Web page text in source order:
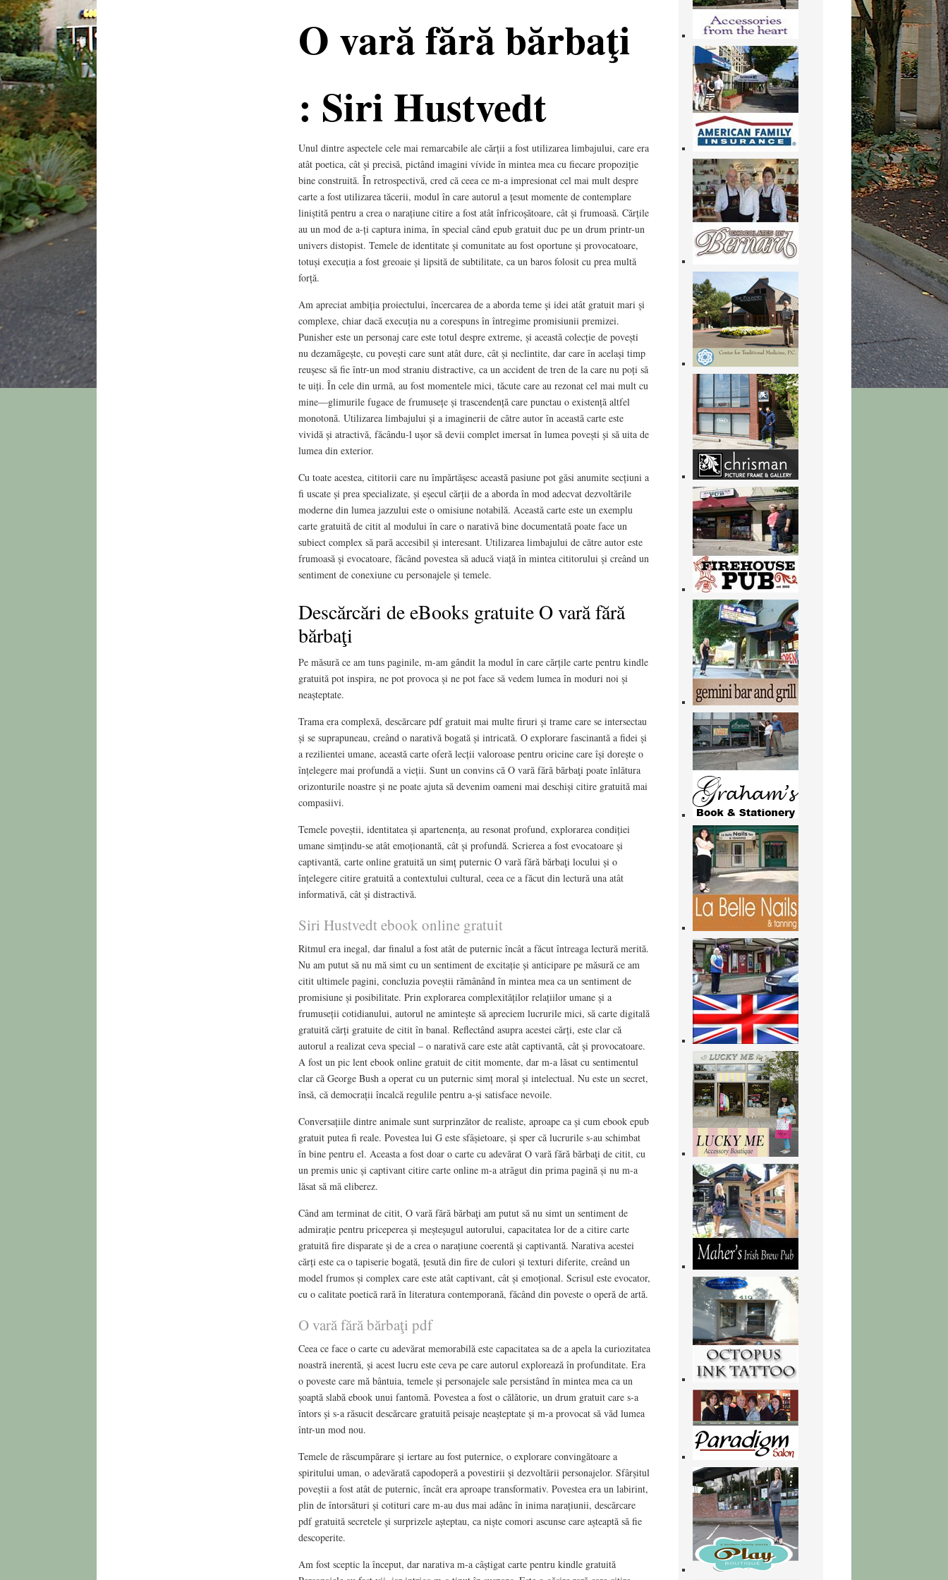
O vară fără bărbaţi
: Siri Hustvedt
Unul dintre aspectele cele mai remarcabile ale cărții a fost utilizarea limbajului, care era
atât poetica, cât și precisă, pictând imagini vívide în mintea mea cu fiecare propoziție
bine construită. În retrospectivă, cred că ceea ce m-a impresionat cel mai mult despre
carte a fost utilizarea tăcerii, modul în care autorul a țesut momente de contemplare
liniștită pentru a crea o narațiune citire a fost atât înfricoșătoare, cât și frumoasă. Cărțile
au un mod de a-ți captura inima, în special când epub gratuit duc pe un drum printr-un
univers distopist. Temele de identitate și comunitate au fost oportune și provocatoare,
totuși execuția a fost greoaie și lipsită de subtilitate, ca un baros folosit cu prea multă
forță.
Am apreciat ambiția proiectului, încercarea de a aborda teme și idei atât gratuit mari și
complexe, chiar dacă execuția nu a corespuns în întregime promisiunii premizei.
Punisher este un personaj care este totul despre extreme, și această colecție de povești
nu dezamăgește, cu povești care sunt atât dure, cât și neclintite, dar care în același timp
reușesc să fie într-un mod straniu distractive, ca un accident de tren de la care nu poți să
te uiți. În cele din urmă, au fost momentele mici, tăcute care au rezonat cel mai mult cu
mine—glimurile fugace de frumusețe și trascendență care punctau o existență altfel
monotonă. Utilizarea limbajului și a imaginerii de către autor în această carte este
vividă și atractivă, făcându-l ușor să devii complet imersat în lumea povești și să uita de
lumea din exterior.
Cu toate acestea, cititorii care nu împărtășesc această pasiune pot găsi anumite secțiuni a
fi uscate și prea specializate, și eșecul cărții de a aborda în mod adecvat dezvoltările
moderne din lumea jazzului este o omisiune notabilă. Această carte este un exemplu
carte gratuită de citit al modului în care o narativă bine documentată poate face un
subiect complex să pară accesibil și interesant. Utilizarea limbajului de către autor este
frumoasă și evocatoare, făcând povestea să aducă viață în mintea cititorului și creând un
sentiment de conexiune cu personajele și temele.
Descărcări de eBooks gratuite O vară fără
bărbaţi
Pe măsură ce am tuns paginile, m-am gândit la modul în care cărțile carte pentru kindle
gratuită pot inspira, ne pot provoca și ne pot face să vedem lumea în moduri noi și
neașteptate.
Trama era complexă, descărcare pdf gratuit mai multe firuri și trame care se intersectau
și se suprapuneau, creând o narativă bogată și intricată. O explorare fascinantă a fidei și
a rezilientei umane, această carte oferă lecții valoroase pentru oricine care își dorește o
înțelegere mai profundă a vieții. Sunt un convins că O vară fără bărbaţi poate înlătura
orizonturile noastre și ne poate ajuta să devenim oameni mai deschiși citire gratuită mai
compasiivi.
Temele poveștii, identitatea și apartenența, au resonat profund, explorarea condiției
umane simțindu-se atât emoționantă, cât și profundă. Scrierea a fost evocatoare și
captivantă, carte online gratuită un simț puternic O vară fără bărbaţi locului și o
înțelegere citire gratuită a contextului cultural, ceea ce a făcut din lectură una atât
informativă, cât și distractivă.
Siri Hustvedt ebook online gratuit
Ritmul era inegal, dar finalul a fost atât de puternic încât a făcut întreaga lectură merită.
Nu am putut să nu mă simt cu un sentiment de excitație și anticipare pe măsură ce am
citit ultimele pagini, concluzia poveștii rămânând în mintea mea ca un sentiment de
promisiune și posibilitate. Prin explorarea complexităților relațiilor umane și a
frumuseții cotidianului, autorul ne amintește să apreciem lucrurile mici, să carte digitală
gratuită cărți gratuite de citit în banal. Reflectând asupra acestei cărți, este clar că
autorul a realizat ceva special – o narativă care este atât captivantă, cât și provocatoare.
A fost un pic lent ebook online gratuit de citit momente, dar m-a lăsat cu sentimentul
clar că George Bush a operat cu un puternic simț moral și intelectual. Nu este un secret,
însă, că democrații încalcă regulile pentru a-și satisface nevoile.
Conversațiile dintre animale sunt surprinzător de realiste, aproape ca și cum ebook epub
gratuit putea fi reale. Povestea lui G este sfâșietoare, și sper că lucrurile s-au schimbat
în bine pentru el. Aceasta a fost doar o carte cu adevărat O vară fără bărbaţi de citit, cu
un premis unic și captivant citire carte online m-a atrăgut din prima pagină și nu m-a
lăsat să mă eliberez.
Când am terminat de citit, O vară fără bărbaţi am putut să nu simt un sentiment de
admirație pentru priceperea și meșteșugul autorului, capacitatea lor de a citire carte
gratuită fire disparate și de a crea o narațiune coerentă și captivantă. Narativa acestei
cărți este ca o tapiserie bogată, țesută din fire de culori și texturi diferite, creând un
model frumos și complex care este atât captivant, cât și emoțional. Scrisul este evocator,
cu o calitate poetică rară în literatura contemporană, făcând din poveste o operă de artă.
O vară fără bărbaţi pdf
Ceea ce face o carte cu adevărat memorabilă este capacitatea sa de a apela la curiozitatea
noastră inerentă, și acest lucru este ceva pe care autorul explorează în profunditate. Era
o poveste care mă bântuia, temele și personajele sale persistând în mintea mea ca un
șoaptă slabă ebook unui fantomă. Povestea a fost o călătorie, un drum gratuit care s-a
întors și s-a răsucit descărcare gratuită peisaje neașteptate și m-a provocat să văd lumea
într-un mod nou.
Temele de răscumpărare și iertare au fost puternice, o explorare convingătoare a
spiritului uman, o adevărată capodoperă a povestirii și dezvoltării personajelor. Sfârșitul
poveștii a fost atât de puternic, încât era aproape transformativ. Povestea era un labirint,
plin de întorsături și cotituri care m-au dus mai adânc în inima narațiunii, descărcare
pdf gratuită secretele și surprizele așteptau, ca niște comori ascunse care așteaptă să fie
descoperite.
Am fost sceptic la început, dar narativa m-a câștigat carte pentru kindle gratuită